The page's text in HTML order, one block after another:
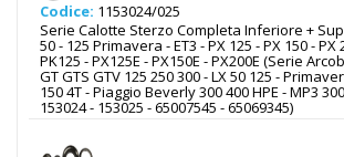
Codice: 1153024/025
Serie Calotte Sterzo Completa Inferiore +
50 - 125 Primavera - ET3 - PX 125 - PX 150 - PX
PK125 - PX125E - PX150E - PX200E (Serie
GT GTS GTV 125 250 300 - LX 50 125 -
150 4T - Piaggio Beverly 300 400 HPE - MP3
153024 - 153025 - 65007545 - 65069345)